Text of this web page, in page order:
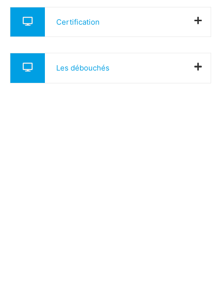
Certification
Les débouchés